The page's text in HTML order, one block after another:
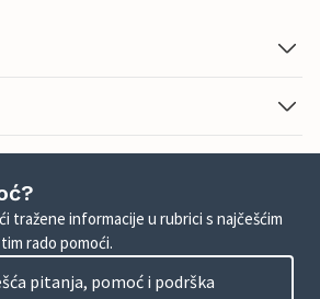
tražene informacije u rubrici s najčešćim
rado pomoći.
pitanja, pomoć i podrška